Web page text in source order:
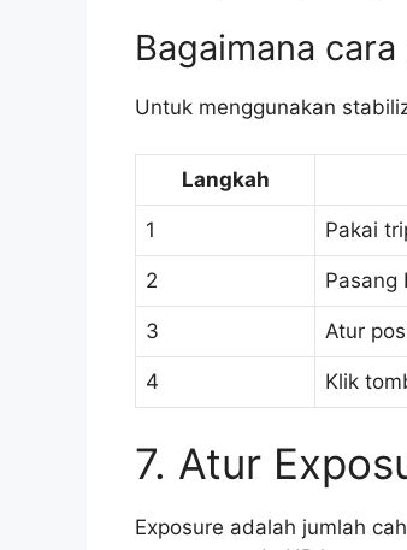
Bagaimana
Untuk menggunakan
Langkah
1 Pakai
2 Pasang
3 Atur
4 Klik
7. Atur
Exposure adalah jumlah